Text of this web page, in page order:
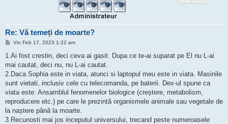
Re: Vă temeți de moarte?
M
s
j
Vin Feb 17, 2023 1:22 am
1.Ai fost crestin, deci ceva ai gasit. Dupa ce te-ai suparat pe El nu L-ai
mai cautat, deci nu, nu L-ai cautat.
2.Daca Sophia este in viata, atunci si laptopul meu este in viata. Masinile
sunt vietati, inclusiv cele cu telecomanda, pe baterii. Dex-ul spune ca
viata este: Ansamblul fenomenelor biologice (creștere, metabolism,
reproducere etc.) pe care le prezintă organismele animale sau vegetale de
la naștere până la moarte.
3.Recunosti mai jos inceputul universului, trecand peste numeroasele